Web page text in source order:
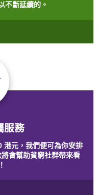
不斷延續的。
服務
港元，我們便可為你安排
會幫助貧窮社群帶來看